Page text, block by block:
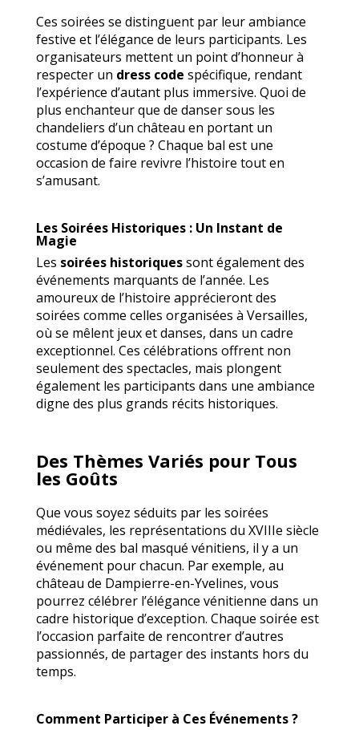
Ces soirées se distinguent par leur ambiance
festive et l’élégance de leurs participants. Les
organisateurs mettent un point d’honneur à
respecter un dress code spécifique, rendant
l’expérience d’autant plus immersive. Quoi de
plus enchanteur que de danser sous les
chandeliers d’un château en portant un
costume d’époque ? Chaque bal est une
occasion de faire revivre l’histoire tout en
s’amusant.
Les Soirées Historiques : Un Instant de
Magie
Les soirées historiquessont également des
événements marquants de l’année. Les
amoureux de l’histoire apprécieront des
soirées comme celles organisées à Versailles,
où se mêlent jeux et danses, dans un cadre
exceptionnel. Ces célébrations offrent non
seulement des spectacles, mais plongent
également les participants dans une ambiance
digne des plus grands récits historiques.
Des Thèmes Variés pour Tous
les Goûts
Que vous soyez séduits par les soirées
médiévales, les représentations du XVIIIe siècle
ou même des bal masqué vénitiens, il y a un
événement pour chacun. Par exemple, au
château de Dampierre-en-Yvelines, vous
pourrez célébrer l’élégance vénitienne dans un
cadre historique d’exception. Chaque soirée est
l’occasion parfaite de rencontrer d’autres
passionnés, de partager des instants hors du
temps.
Comment Participer à Ces Événements ?